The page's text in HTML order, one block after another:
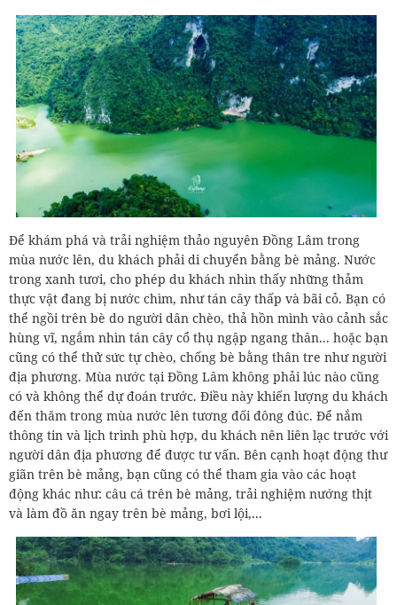
Để khám phá và trải nghiệm thảo nguyên Đồng Lâm trong
mùa nước lên, du khách phải di chuyển bằng bè mảng. Nước
trong xanh tươi, cho phép du khách nhìn thấy những thảm
thực vật đang bị nước chìm, như tán cây thấp và bãi cỏ. Bạn có
thể ngồi trên bè do người dân chèo, thả hồn mình vào cảnh sắc
hùng vĩ, ngắm nhìn tán cây cổ thụ ngập ngang thân... hoặc bạn
cũng có thể thử sức tự chèo, chống bè bằng thân tre như người
địa phương. Mùa nước tại Đồng Lâm không phải lúc nào cũng
có và không thể dự đoán trước. Điều này khiến lượng du khách
đến thăm trong mùa nước lên tương đối đông đúc. Để nắm
thông tin và lịch trình phù hợp, du khách nên liên lạc trước với
người dân địa phương để được tư vấn. Bên cạnh hoạt động thư
giãn trên bè mảng, bạn cũng có thể tham gia vào các hoạt
động khác như: câu cá trên bè mảng, trải nghiệm nướng thịt
và làm đồ ăn ngay trên bè mảng, bơi lội,...